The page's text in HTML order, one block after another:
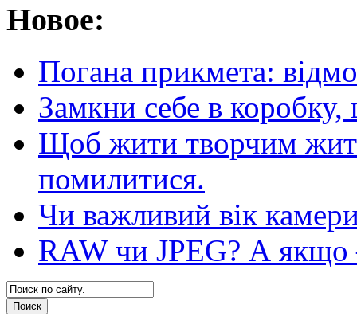
Новое:
Погана прикмета:
Замкни себе в
Щоб жити творчим
помилитися.
Чи важливий вік
RAW чи JPEG? А якщо